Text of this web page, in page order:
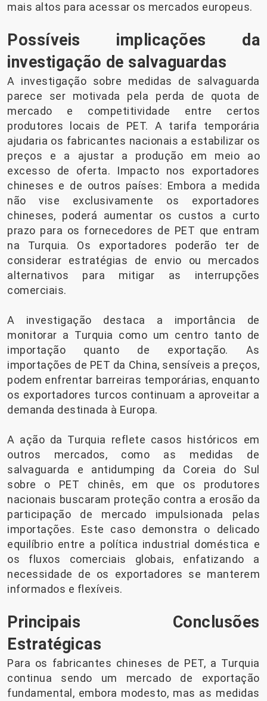
mais altos para acessar os mercados europeus.
Possíveis implicações da
investigação de salvaguardas
A investigação sobre medidas de salvaguarda
parece ser motivada pela perda de quota de
mercado e competitividade entre certos
produtores locais de PET. A tarifa temporária
ajudaria os fabricantes nacionais a estabilizar os
preços e a ajustar a produção em meio ao
excesso de oferta. Impacto nos exportadores
chineses e de outros países: Embora a medida
não vise exclusivamente os exportadores
chineses, poderá aumentar os custos a curto
prazo para os fornecedores de PET que entram
na Turquia. Os exportadores poderão ter de
considerar estratégias de envio ou mercados
alternativos para mitigar as interrupções
comerciais.
A investigação destaca a importância de
monitorar a Turquia como um centro tanto de
importação quanto de exportação. As
importações de PET da China, sensíveis a preços,
podem enfrentar barreiras temporárias, enquanto
os exportadores turcos continuam a aproveitar a
demanda destinada à Europa.
A ação da Turquia reflete casos históricos em
outros mercados, como as medidas de
salvaguarda e antidumping da Coreia do Sul
sobre o PET chinês, em que os produtores
nacionais buscaram proteção contra a erosão da
participação de mercado impulsionada pelas
importações. Este caso demonstra o delicado
equilíbrio entre a política industrial doméstica e
os fluxos comerciais globais, enfatizando a
necessidade de os exportadores se manterem
informados e flexíveis.
Principais Conclusões
Estratégicas
Para os fabricantes chineses de PET, a Turquia
continua sendo um mercado de exportação
fundamental, embora modesto, mas as medidas